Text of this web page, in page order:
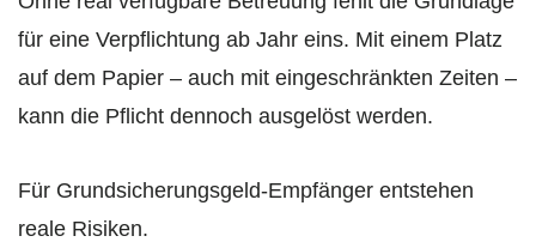
für eine Verpflichtung ab Jahr eins. Mit einem Platz
auf dem Papier – auch mit eingeschränkten Zeiten –
kann die Pflicht dennoch ausgelöst werden.
Für Grundsicherungsgeld-Empfänger entstehen
reale Risiken.